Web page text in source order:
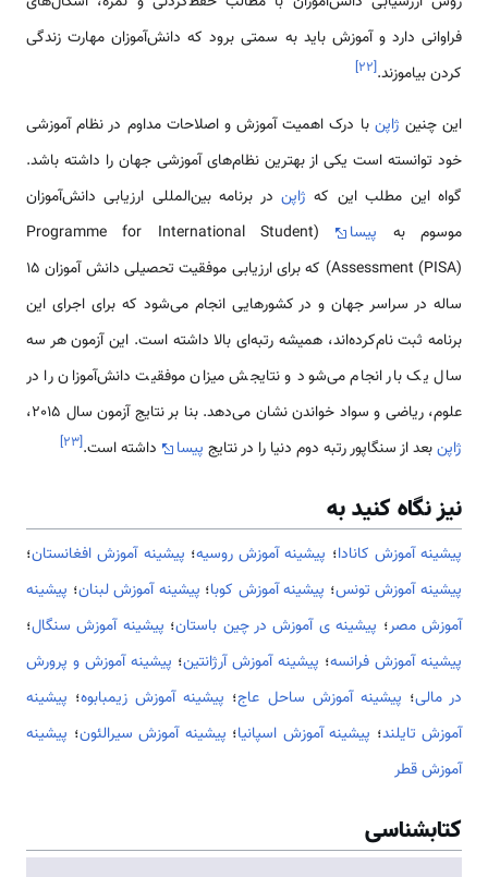
فراوانی دارد و آموزش باید به ‌سمتی برود که دانش‌آموزان مهارت زندگی
‌کردن بیاموزند.[۲۲]
این چنین ژاپن با درک اهمیت آموزش و اصلاحات مداوم در نظام آموزشی
خود توانسته است یکی از بهترین نظام‌های آموزشی جهان را داشته باشد.
گواه این مطلب این که ژاپن در برنامه بین‌المللی ارزیابی دانش‌آموزان
موسوم به پیسا
(Programme for International Student
Assessment (PISA)) که برای ارزیابی موفقیت تحصیلی دانش آموزان 15
ساله در سراسر جهان و در کشورهایی انجام می‌شود که برای اجرای این
برنامه ثبت نام‌کرده‌اند، همیشه رتبه‌ای بالا داشته است. این آزمون هر سه
سال یک بار انجام می‌شود و نتایجش میزان موفقیت دانش‌آموزان را در
علوم، ریاضی و سواد خواندن نشان می‌دهد. بنا بر نتایج آزمون سال 2015،
ژاپنبعد از سنگاپور رتبه دوم دنیا را در نتایج پیسا داشته است.[۲۳]
نیز نگاه کنید به
پیشینه آموزش کانادا؛ پیشینه آموزش روسیه؛ پیشینه آموزش افغانستان؛
پیشینه آموزش تونس؛ پیشینه آموزش کوبا؛ پیشینه آموزش لبنان؛ پیشینه
آموزش مصر؛ پیشینه ی آموزش در چین باستان؛ پیشینه آموزش سنگال؛
پیشینه آموزش فرانسه؛ پیشینه آموزش آرژانتین؛ پیشینه آموزش و پرورش
در مالی؛ پیشینه آموزش ساحل عاج؛ پیشینه آموزش زیمبابوه؛ پیشینه
آموزش تایلند؛ پیشینه آموزش اسپانیا؛ پیشینه آموزش سیرالئون؛ پیشینه
آموزش قطر
کتابشناسی